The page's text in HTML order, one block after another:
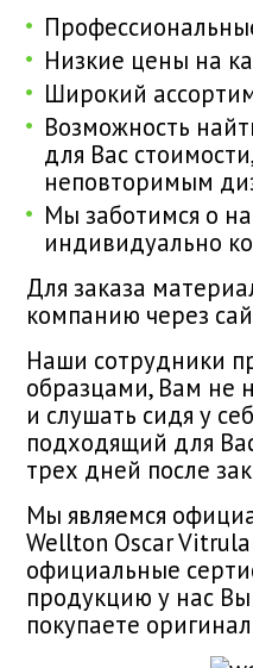
Низкие цены на
Широкий
Возможность
для Вас
неповторимым
Мы заботимся о
индивидуально
Для заказа
компанию через
Наши сотрудники
образцами, Вам не
и слушать сидя у
подходящий для
трех дней после
Мы являемся
Wellton Oscar
официальные
продукцию у нас
покупаете